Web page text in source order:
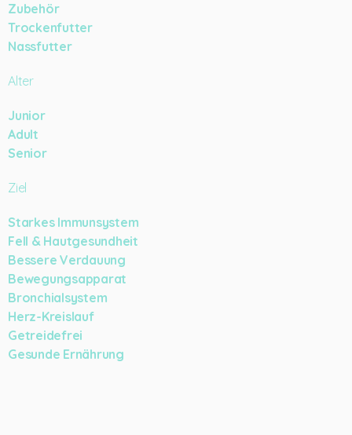
Zubehör
Trockenfutter
Nassfutter
Alter
Junior
Adult
Senior
Ziel
Starkes Immunsystem
Fell & Hautgesundheit
Bessere Verdauung
Bewegungsapparat
Bronchialsystem
Herz-Kreislauf
Getreidefrei
Gesunde Ernährung